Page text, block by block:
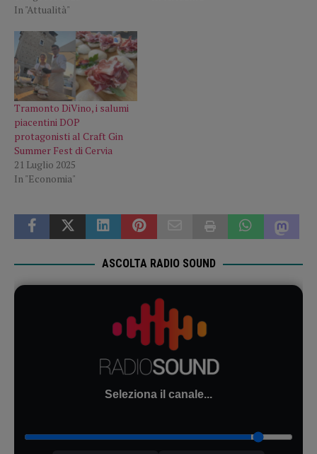
In "Attualità"
Tramonto DiVino, i salumi
piacentini DOP
protagonisti al Craft Gin
Summer Fest di Cervia
21 Luglio 2025
In "Economia"
ASCOLTA RADIO SOUND
Seleziona il canale...